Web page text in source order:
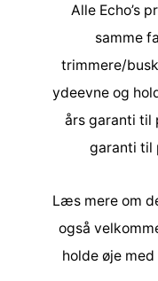
Alle Echo’s
samme
trimmere/
ydeevne og
års garanti til
garanti til
Læs mere om
også
holde øje